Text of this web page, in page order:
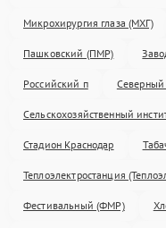
Микрохирургия глаза (МХГ)
Пашковский (ПМР)
Российский п Северный
Сельскохозяйственный
Стадион Краснодар
Теплоэлектростанция
Фестивальный (ФМР)